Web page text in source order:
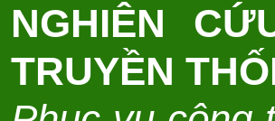
NGHIÊN
TRUYỀN